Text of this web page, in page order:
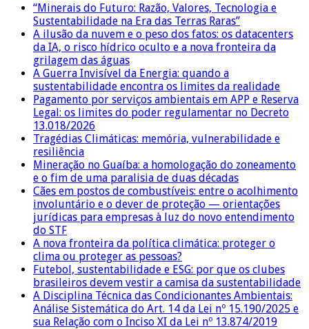
“Minerais do Futuro: Razão, Valores, Tecnologia e
Sustentabilidade na Era das Terras Raras”
A ilusão da nuvem e o peso dos fatos: os datacenters
da IA, o risco hídrico oculto e a nova fronteira da
grilagem das águas
A Guerra Invisível da Energia: quando a
sustentabilidade encontra os limites da realidade
Pagamento por serviços ambientais em APP e Reserva
Legal: os limites do poder regulamentar no Decreto
13.018/2026
Tragédias Climáticas: memória, vulnerabilidade e
resiliência
Mineração no Guaíba: a homologação do zoneamento
e o fim de uma paralisia de duas décadas
Cães em postos de combustíveis: entre o acolhimento
involuntário e o dever de proteção — orientações
jurídicas para empresas à luz do novo entendimento
do STF
A nova fronteira da política climática: proteger o
clima ou proteger as pessoas?
Futebol, sustentabilidade e ESG: por que os clubes
brasileiros devem vestir a camisa da sustentabilidade
A Disciplina Técnica das Condicionantes Ambientais:
Análise Sistemática do Art. 14 da Lei nº 15.190/2025 e
sua Relação com o Inciso XI da Lei nº 13.874/2019